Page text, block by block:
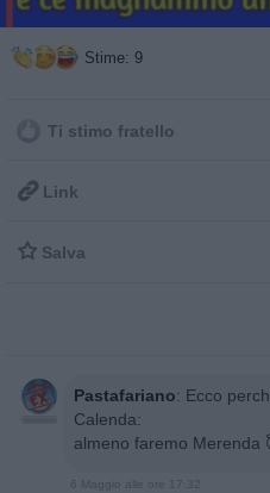
Stime: 9
Ti stimo fratello
 Link
 Salva
Pastafariano: Ecco
Calenda:
almeno faremo Merenda
6 Maggio alle ore 17:32